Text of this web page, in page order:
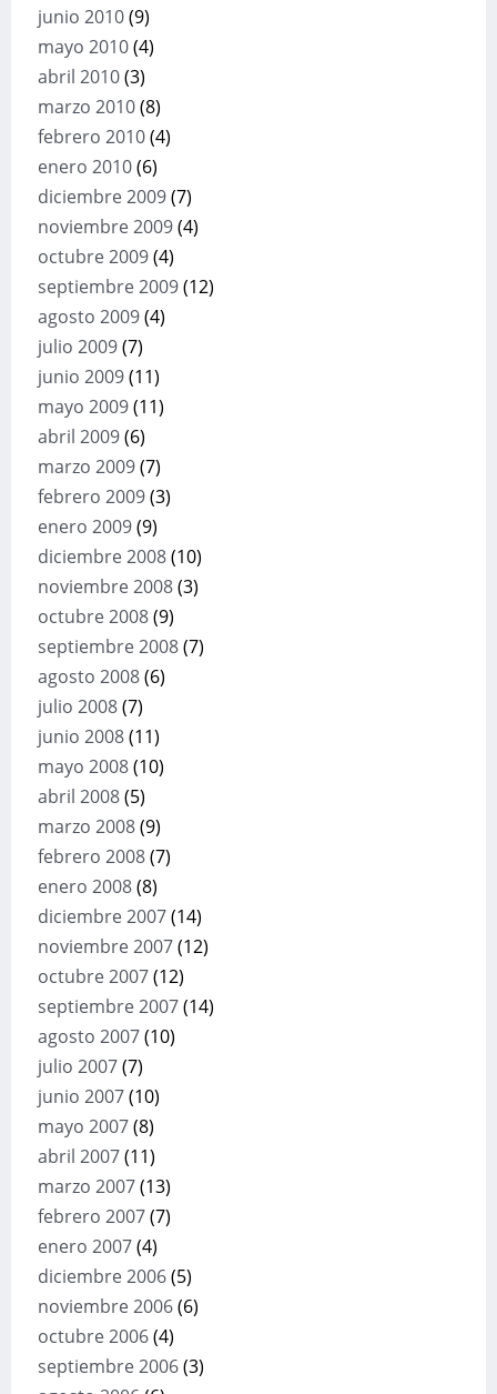
junio 2010(9)
mayo 2010(4)
abril 2010(3)
marzo 2010(8)
febrero 2010(4)
enero 2010(6)
diciembre 2009(7)
noviembre 2009(4)
octubre 2009(4)
septiembre 2009(12)
agosto 2009(4)
julio 2009(7)
junio 2009(11)
mayo 2009(11)
abril 2009(6)
marzo 2009(7)
febrero 2009(3)
enero 2009(9)
diciembre 2008(10)
noviembre 2008(3)
octubre 2008(9)
septiembre 2008(7)
agosto 2008(6)
julio 2008(7)
junio 2008(11)
mayo 2008(10)
abril 2008(5)
marzo 2008(9)
febrero 2008(7)
enero 2008(8)
diciembre 2007(14)
noviembre 2007(12)
octubre 2007(12)
septiembre 2007(14)
agosto 2007(10)
julio 2007(7)
junio 2007(10)
mayo 2007(8)
abril 2007(11)
marzo 2007(13)
febrero 2007(7)
enero 2007(4)
diciembre 2006(5)
noviembre 2006(6)
octubre 2006(4)
septiembre 2006(3)